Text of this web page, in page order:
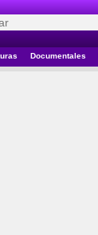
Documentales